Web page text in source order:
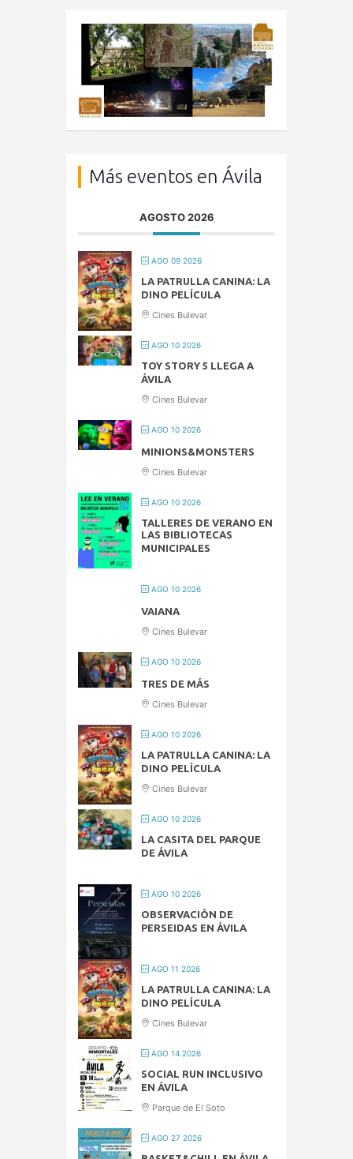
Más eventos en Ávila
AGOSTO 2026
AGO 09 2026
LA PATRULLA CANINA: LA
DINO PELÍCULA
Cines Bulevar
AGO 10 2026
TOY STORY 5 LLEGA A
ÁVILA
Cines Bulevar
AGO 10 2026
MINIONS&MONSTERS
Cines Bulevar
AGO 10 2026
TALLERES DE VERANO EN
LAS BIBLIOTECAS
MUNICIPALES
AGO 10 2026
VAIANA
Cines Bulevar
AGO 10 2026
TRES DE MÁS
Cines Bulevar
AGO 10 2026
LA PATRULLA CANINA: LA
DINO PELÍCULA
Cines Bulevar
AGO 10 2026
LA CASITA DEL PARQUE
DE ÁVILA
AGO 10 2026
OBSERVACIÓN DE
PERSEIDAS EN ÁVILA
AGO 11 2026
LA PATRULLA CANINA: LA
DINO PELÍCULA
Cines Bulevar
AGO 14 2026
SOCIAL RUN INCLUSIVO
EN ÁVILA
Parque de El Soto
AGO 27 2026